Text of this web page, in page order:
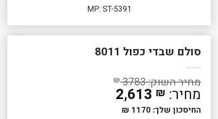
MP: ST-5391
סולם שבדי כפול 8011
3783
₪
2,613 ₪
החיסכון שלך: ₪